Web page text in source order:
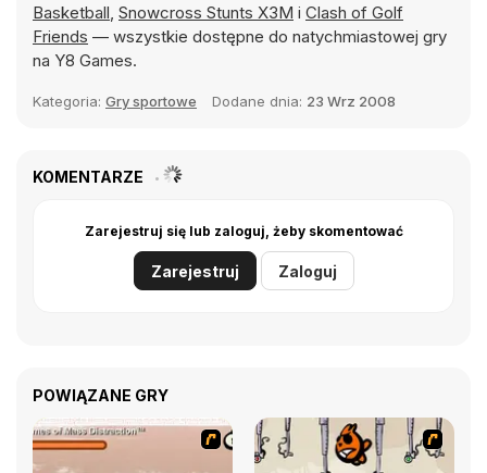
Basketball, Snowcross Stunts X3M i Clash of Golf
Friends — wszystkie dostępne do natychmiastowej gry
na Y8 Games.
Kategoria: Gry sportowe Dodane dnia: 23 Wrz 2008
KOMENTARZE
Zarejestruj się lub zaloguj, żeby skomentować
Zarejestruj Zaloguj
POWIĄZANE GRY